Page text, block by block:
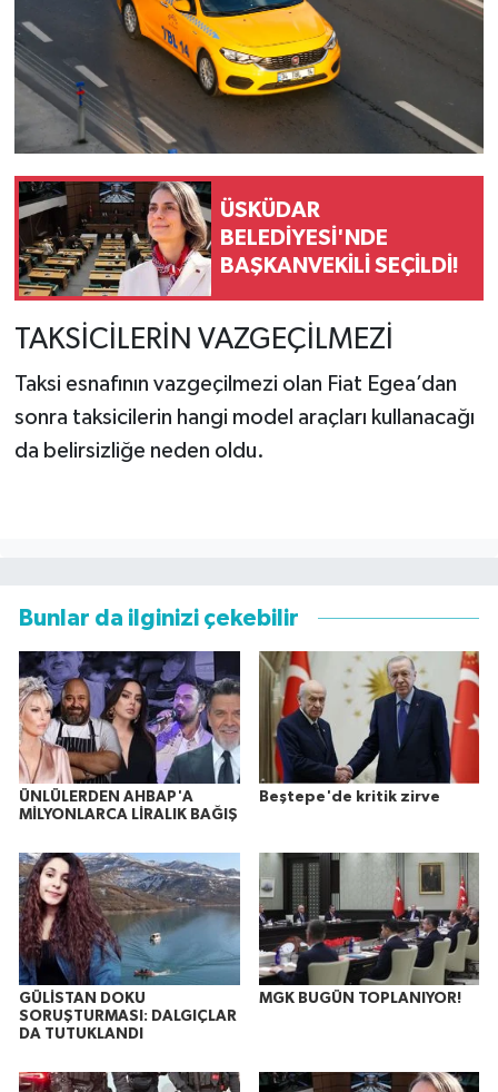
ÜSKÜDAR
BELEDİYESİ'NDE
BAŞKANVEKİLİ SEÇİLDİ!
TAKSİCİLERİN VAZGEÇİLMEZİ
Taksi esnafının vazgeçilmezi olan Fiat Egea’dan
sonra taksicilerin hangi model araçları kullanacağı
da belirsizliğe neden oldu.
Bunlar da ilginizi çekebilir
ÜNLÜLERDEN AHBAP'A
MİLYONLARCA LİRALIK BAĞIŞ
Beştepe'de kritik zirve
GÜLİSTAN DOKU
SORUŞTURMASI: DALGIÇLAR
DA TUTUKLANDI
MGK BUGÜN TOPLANIYOR!